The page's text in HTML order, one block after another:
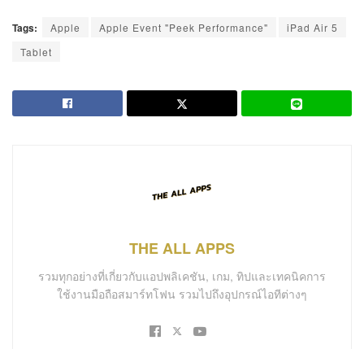
Tags: Apple Apple Event "Peek Performance"
iPad Air 5
Tablet
THE ALL APPS
รวมทุกอย่างที่เกี่ยวกับแอปพลิเคชัน, เกม, ทิปและเทคนิคการ
ใช้งานมือถือสมาร์ทโฟน รวมไปถึงอุปกรณ์ไอทีต่างๆ